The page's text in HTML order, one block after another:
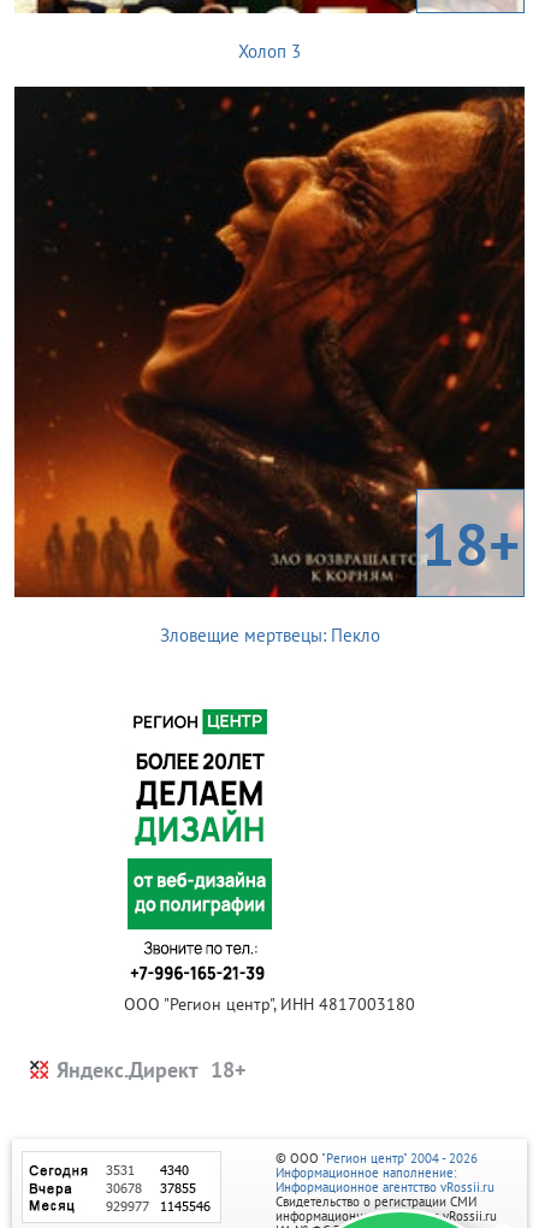
Холоп 3
18+
Зловещие мертвецы: Пекло
ООО "Регион центр", ИНН 4817003180
Яндекс.Директ
© ООО "Регион центр" 2004 - 2026
Информационное наполнение:
Информационное агентство vRossii.ru
Свидетельство о регистрации СМИ
информационного агентства vRossii.ru